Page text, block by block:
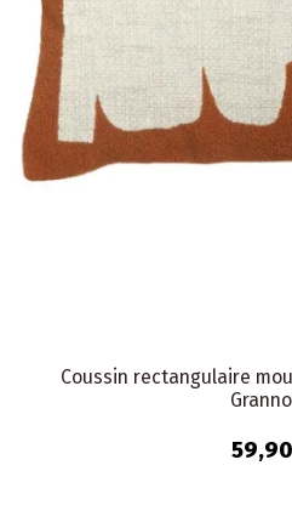
Coussin rectangulaire